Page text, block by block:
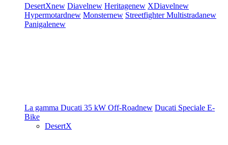
DesertXnew Diavelnew Heritagenew XDiavelnew
Hypermotardnew Monsternew StreetfighterMultistradanew
Panigalenew
La gamma Ducati 35 kW Off-Roadnew Ducati Speciale E-
Bike
DesertX